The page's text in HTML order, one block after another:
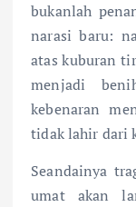
bukanlah
narasi baru:
atas kuburan
menjadi
kebenaran
tidak lahir dari
Seandainya
umat akan